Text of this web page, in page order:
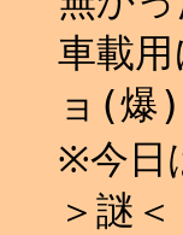
車載
ョ(爆)
※今日
＞謎＜